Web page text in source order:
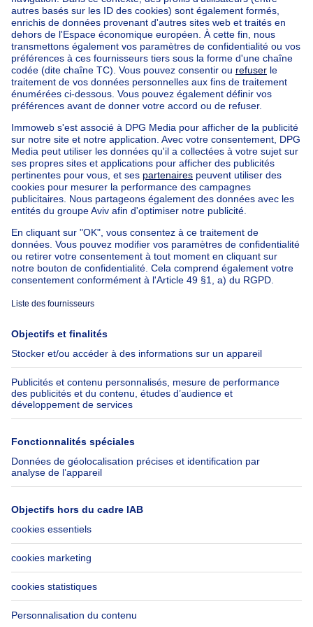
1630 LINKEBEEK
1630 LINKEBEEK
Trouvez d'autres propriétés
Maison à vendre avec 2 chambres Limbourg
Immeuble à appartements à vendre
Maison Bel-étage à vendre
Bien exceptionnel à vendre
Ferme à vendre
Bungalow à vendre
Chalet à vendre
Château à vendre
Maison de campagne à vendre
Immeuble mixte à vendre
Autres biens à vendre
Manoir à vendre
Maison à vendre pas cher à Uccle
Nos maisons hors de la Belgique
Maison à vendre France
Maison à vendre Espagne
Maison à vendre Italie
Maison à vendre Luxembourg
Maison à vendre Pays-bas
À propos
Immoweb
Presse
Emplois
Groupe Axel Springer
SeLoger.com
Immowelt.de
Outils
Belfius
Assurances
Check-list déménagement
Aide
FAQ
Accessibilité
Contactez-nous
Suivez-nous
LinkedIn
Immoweb SA © 2026 - Tous droits réservés
Conditions d'utilisation Gestion des cookies
Vie privée